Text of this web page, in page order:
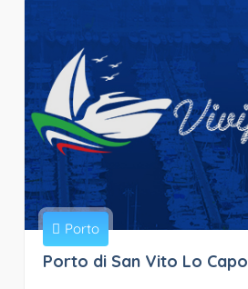
Porto
Porto di San Vito Lo Capo